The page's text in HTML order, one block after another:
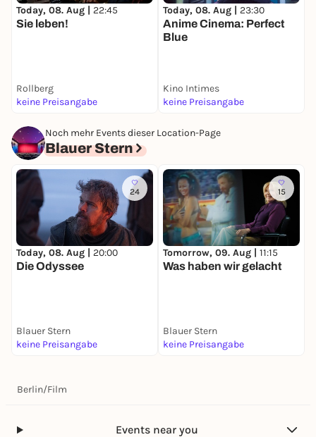
Today, 08. Aug | 22:45
Sie leben!
Rollberg
keine Preisangabe
Today, 08. Aug | 23:30
Anime Cinema: Perfect
Blue
Kino Intimes
keine Preisangabe
Noch mehr Events dieser Location-Page
Blauer Stern
24
Today, 08. Aug | 20:00
Die Odyssee
Blauer Stern
keine Preisangabe
15
Tomorrow, 09. Aug | 11:15
Was haben wir gelacht
Blauer Stern
keine Preisangabe
Berlin/Film
Events near you